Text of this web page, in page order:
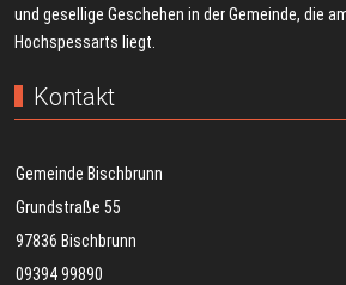
und gesellige Geschehen in der Gemeinde, die
Hochspessarts liegt.
Kontakt
Gemeinde Bischbrunn
Grundstraße 55
97836 Bischbrunn
09394 99890